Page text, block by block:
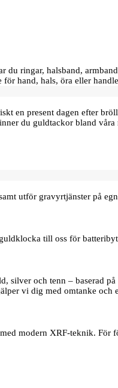
ringar, halsband,
hand, hals, öra eller
en present dagen efter
du guldtackor bland våra
utför gravyrtjänster på
till oss för
silver och tenn – baserad
vi dig med omtanke och
modern XRF‑teknik.